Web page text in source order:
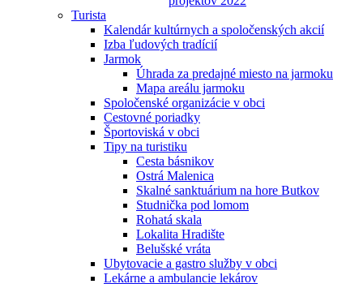
Turista
Kalendár kultúrnych a spoločenských akcií
Izba ľudových tradícií
Jarmok
Úhrada za predajné miesto na jarmoku
Mapa areálu jarmoku
Spoločenské organizácie v obci
Cestovné poriadky
Športoviská v obci
Tipy na turistiku
Cesta básnikov
Ostrá Malenica
Skalné sanktuárium na hore Butkov
Studnička pod lomom
Rohatá skala
Lokalita Hradište
Belušské vráta
Ubytovacie a gastro služby v obci
Lekárne a ambulancie lekárov